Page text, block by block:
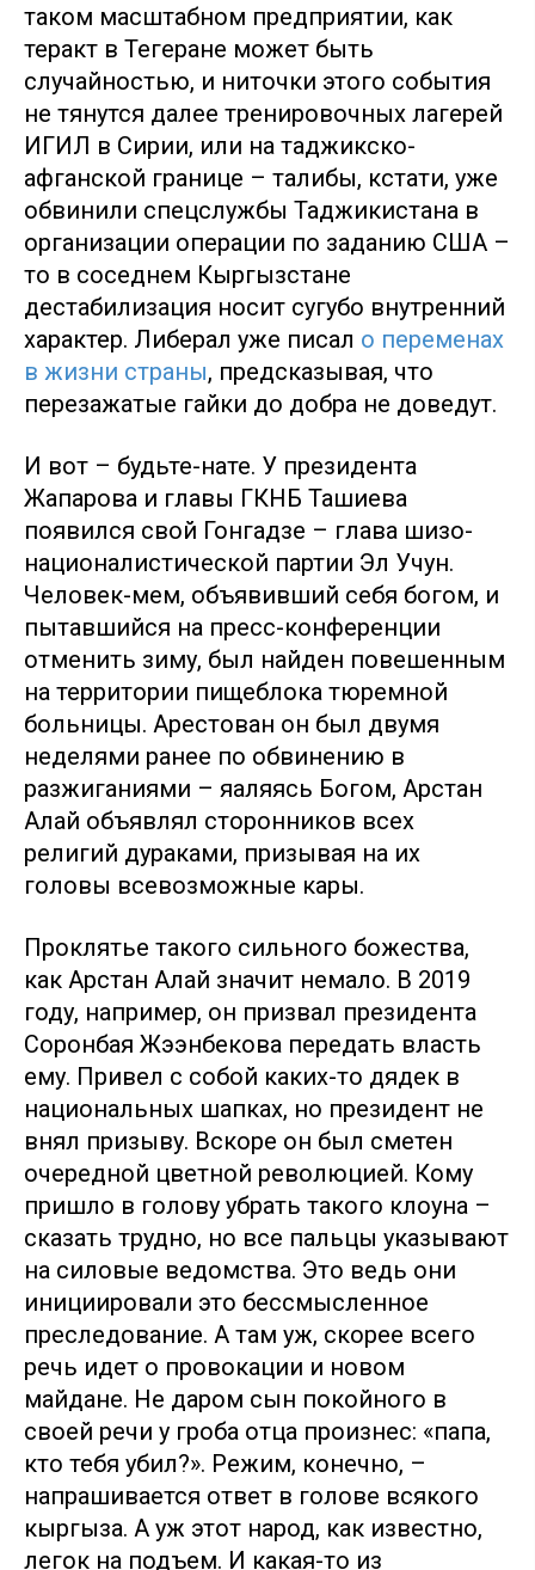
таком масштабном предприятии, как
теракт в Тегеране может быть
случайностью, и ниточки этого события
не тянутся далее тренировочных лагерей
ИГИЛ в Сирии, или на таджикско-
афганской границе – талибы, кстати, уже
обвинили спецслужбы Таджикистана в
организации операции по заданию США –
то в соседнем Кыргызстане
дестабилизация носит сугубо внутренний
характер. Либерал уже писал о переменах
в жизни страны, предсказывая, что
перезажатые гайки до добра не доведут.
И вот – будьте-нате. У президента
Жапарова и главы ГКНБ Ташиева
появился свой Гонгадзе – глава шизо-
националистической партии Эл Учун.
Человек-мем, объявивший себя богом, и
пытавшийся на пресс-конференции
отменить зиму, был найден повешенным
на территории пищеблока тюремной
больницы. Арестован он был двумя
неделями ранее по обвинению в
разжиганиями – яаляясь Богом, Арстан
Алай объявлял сторонников всех
религий дураками, призывая на их
головы всевозможные кары.
Проклятье такого сильного божества,
как Арстан Алай значит немало. В 2019
году, например, он призвал президента
Соронбая Жээнбекова передать власть
ему. Привел с собой каких-то дядек в
национальных шапках, но президент не
внял призыву. Вскоре он был сметен
очередной цветной революцией. Кому
пришло в голову убрать такого клоуна –
сказать трудно, но все пальцы указывают
на силовые ведомства. Это ведь они
инициировали это бессмысленное
преследование. А там уж, скорее всего
речь идет о провокации и новом
майдане. Не даром сын покойного в
своей речи у гроба отца произнес: «папа,
кто тебя убил?». Режим, конечно, –
напрашивается ответ в голове всякого
кыргыза. А уж этот народ, как известно,
легок на подъем. И какая-то из